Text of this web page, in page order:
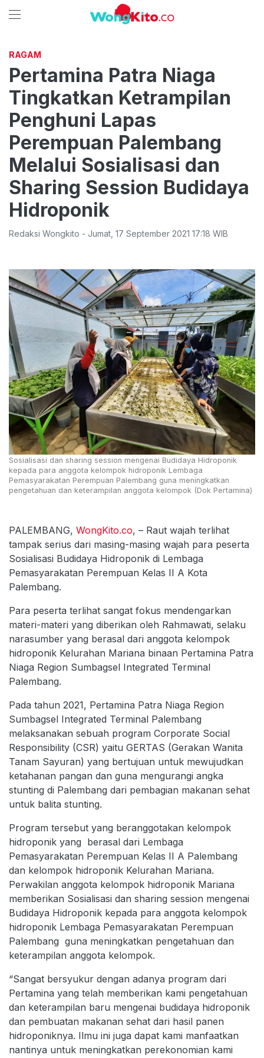
RAGAM
Pertamina Patra Niaga
Tingkatkan Ketrampilan
Penghuni Lapas
Perempuan Palembang
Melalui Sosialisasi dan
Sharing Session Budidaya
Hidroponik
Redaksi Wongkito - Jumat 17 September 2021 17:18 WIB
Sosialisasi dan sharing session mengenai Budidaya Hidroponik
kepada para anggota kelompok hidroponik Lembaga
Pemasyarakatan Perempuan Palembang guna meningkatkan
pengetahuan dan keterampilan anggota kelompok (Dok Pertamina)
PALEMBANG, WongKito.co, – Raut wajah terlihat
tampak serius dari masing-masing wajah para peserta
Sosialisasi Budidaya Hidroponik di Lembaga
Pemasyarakatan Perempuan Kelas II A Kota
Palembang.
Para peserta terlihat sangat fokus mendengarkan
materi-materi yang diberikan oleh Rahmawati, selaku
narasumber yang berasal dari anggota kelompok
hidroponik Kelurahan Mariana binaan Pertamina Patra
Niaga Region Sumbagsel Integrated Terminal
Palembang.
Pada tahun 2021, Pertamina Patra Niaga Region
Sumbagsel Integrated Terminal Palembang
melaksanakan sebuah program Corporate Social
Responsibility (CSR) yaitu GERTAS (Gerakan Wanita
Tanam Sayuran) yang bertujuan untuk mewujudkan
ketahanan pangan dan guna mengurangi angka
stunting di Palembang dari pembagian makanan sehat
untuk balita stunting.
Program tersebut yang beranggotakan kelompok
hidroponik yang berasal dari Lembaga
Pemasyarakatan Perempuan Kelas II A Palembang
dan kelompok hidroponik Kelurahan Mariana.
Perwakilan anggota kelompok hidroponik Mariana
memberikan Sosialisasi dan sharing session mengenai
Budidaya Hidroponik kepada para anggota kelompok
hidroponik Lembaga Pemasyarakatan Perempuan
Palembang guna meningkatkan pengetahuan dan
keterampilan anggota kelompok.
“Sangat bersyukur dengan adanya program dari
Pertamina yang telah memberikan kami pengetahuan
dan keterampilan baru mengenai budidaya hidroponik
dan pembuatan makanan sehat dari hasil panen
hidroponiknya. Ilmu ini juga dapat kami manfaatkan
nantinya untuk meningkatkan perekonomian kami